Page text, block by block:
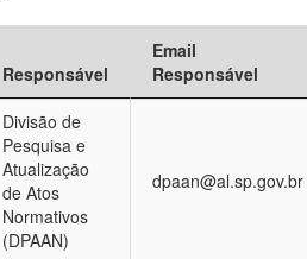
Responsável
Email
Responsável
Divisão de
Pesquisa e
Atualização
de Atos
Normativos
(DPAAN)
dpaan@al.sp.gov.br